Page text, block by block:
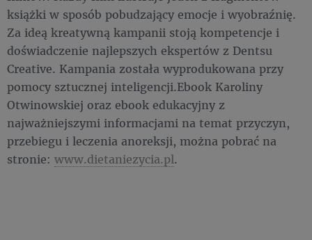
książki w sposób pobudzający emocje i wyobraźnię.
Za ideą kreatywną kampanii stoją kompetencje i
doświadczenie najlepszych ekspertów z Dentsu
Creative. Kampania została wyprodukowana przy
pomocy sztucznej inteligencji.Ebook Karoliny
Otwinowskiej oraz ebook edukacyjny z
najważniejszymi informacjami na temat przyczyn,
przebiegu i leczenia anoreksji, można pobrać na
stronie: www.dietaniezycia.pl.